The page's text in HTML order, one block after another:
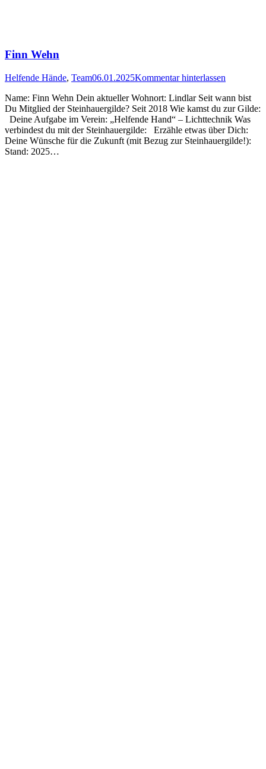
Finn Wehn
Helfende Hände, Team06.01.2025Kommentar hinterlassen
Name: Finn Wehn Dein aktueller Wohnort: Lindlar Seit wann bist
Du Mitglied der Steinhauergilde? Seit 2018 Wie kamst du zur Gilde:
Deine Aufgabe im Verein: „Helfende Hand“ – Lichttechnik Was
verbindest du mit der Steinhauergilde: Erzähle etwas über Dich:
Deine Wünsche für die Zukunft (mit Bezug zur Steinhauergilde!):
Stand: 2025…